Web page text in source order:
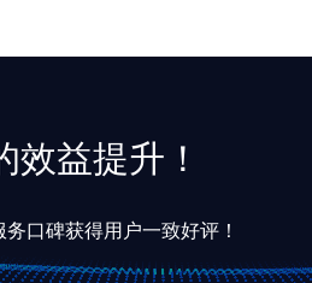
益提升！
口碑获得用户一致好评！